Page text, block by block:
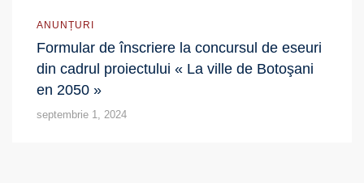
ANUNȚURI
Formular de înscriere la concursul de eseuri
din cadrul proiectului « La ville de Botoşani
en 2050 »
septembrie 1, 2024